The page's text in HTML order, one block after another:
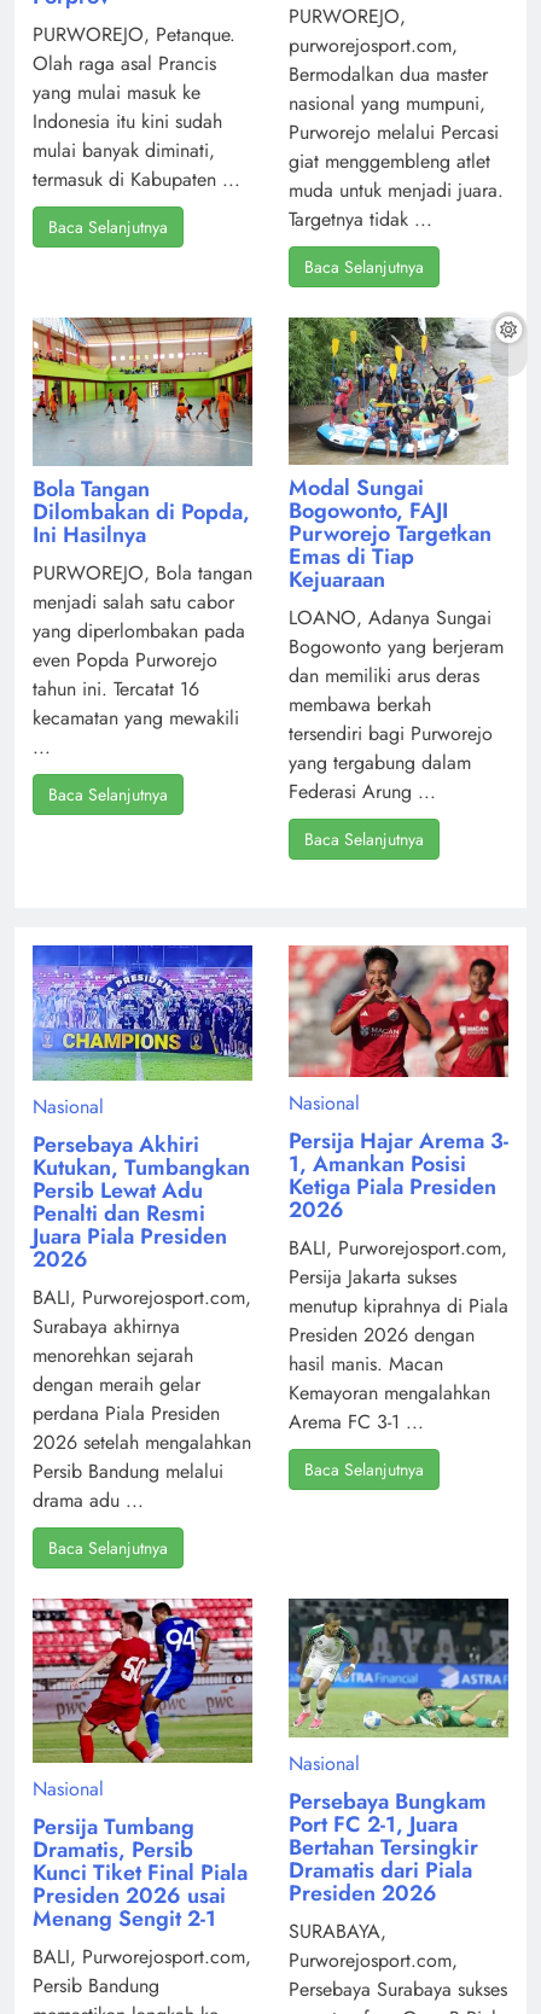
PURWOREJO, Petanque.
Olah raga asal Prancis
yang mulai masuk ke
Indonesia itu kini sudah
mulai banyak diminati,
termasuk di Kabupaten ...
Baca Selanjutnya
PURWOREJO,
purworejosport.com,
Bermodalkan dua master
nasional yang mumpuni,
Purworejo melalui Percasi
giat menggembleng atlet
muda untuk menjadi juara.
Targetnya tidak ...
Baca Selanjutnya
Bola Tangan
Dilombakan di Popda,
Ini Hasilnya
PURWOREJO, Bola tangan
menjadi salah satu cabor
yang diperlombakan pada
even Popda Purworejo
tahun ini. Tercatat 16
kecamatan yang mewakili
...
Baca Selanjutnya
Modal Sungai
Bogowonto, FAJI
Purworejo Targetkan
Emas di Tiap
Kejuaraan
LOANO, Adanya Sungai
Bogowonto yang berjeram
dan memiliki arus deras
membawa berkah
tersendiri bagi Purworejo
yang tergabung dalam
Federasi Arung ...
Baca Selanjutnya
Nasional
Persebaya Akhiri
Kutukan, Tumbangkan
Persib Lewat Adu
Penalti dan Resmi
Juara Piala Presiden
2026
BALI, Purworejosport.com,
Surabaya akhirnya
menorehkan sejarah
dengan meraih gelar
perdana Piala Presiden
2026 setelah mengalahkan
Persib Bandung melalui
drama adu ...
Baca Selanjutnya
Nasional
Persija Hajar Arema 3-
1, Amankan Posisi
Ketiga Piala Presiden
2026
BALI, Purworejosport.com,
Persija Jakarta sukses
menutup kiprahnya di Piala
Presiden 2026 dengan
hasil manis. Macan
Kemayoran mengalahkan
Arema FC 3-1 ...
Baca Selanjutnya
Nasional
Persija Tumbang
Dramatis, Persib
Kunci Tiket Final Piala
Presiden 2026 usai
Menang Sengit 2-1
BALI, Purworejosport.com,
Persib Bandung
Nasional
Persebaya Bungkam
Port FC 2-1, Juara
Bertahan Tersingkir
Dramatis dari Piala
Presiden 2026
SURABAYA,
Purworejosport.com,
Persebaya Surabaya sukses